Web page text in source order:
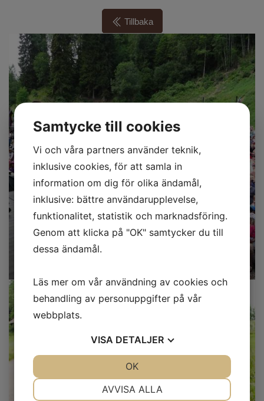
Tillbaka
Samtycke till cookies
Vi och våra partners använder teknik,
inklusive cookies, för att samla in
information om dig för olika ändamål,
inklusive: bättre användarupplevelse,
funktionalitet, statistik och marknadsföring.
Genom att klicka på "OK" samtycker du till
dessa ändamål.
Läs mer om vår användning av cookies och
behandling av personuppgifter på vår
webbplats.
VISA DETALJER
AVVISA ALLA
OK